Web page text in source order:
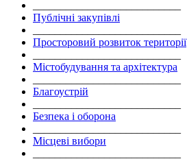
Публічні закупівлі
Просторовий розвиток території
Містобудування та архітектура
Благоустрій
Безпека і оборона
Місцеві вибори